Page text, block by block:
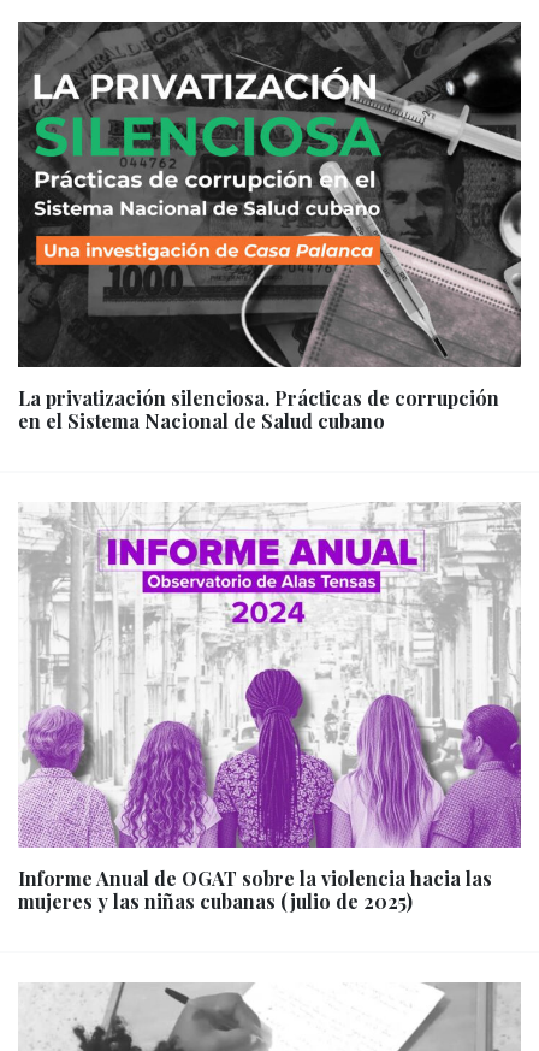
La privatización silenciosa. Prácticas de corrupción
en el Sistema Nacional de Salud cubano
Informe Anual de OGAT sobre la violencia hacia las
mujeres y las niñas cubanas (julio de 2025)